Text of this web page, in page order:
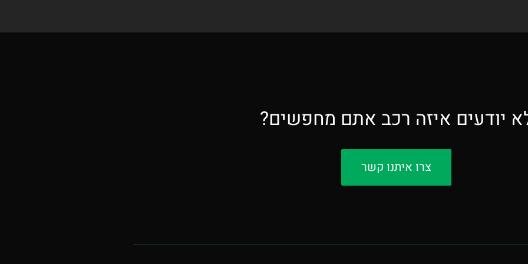
יודעים איזה רכב אתם מחפשים?
צרו איתנו קשר